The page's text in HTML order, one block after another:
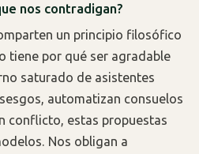
nos contradigan?
un principio filosófico
tiene por qué ser agradable
saturado de asistentes
automatizan consuelos
conflicto, estas propuestas
Nos obligan a